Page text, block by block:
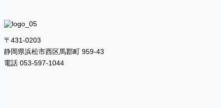
〒431-0203
静岡県浜松市西区馬郡町 959-43
電話 053-597-1044